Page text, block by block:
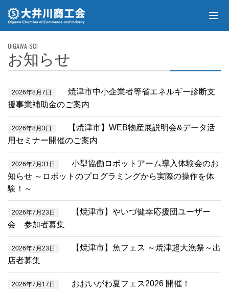
お知らせ
2026年8月7日
焼津市中小企業者等省エネルギー診断支
援事業補助金のご案内
2026年8月3日
【焼津市】WEB物産展説明会&データ活
用セミナー開催のご案内
2026年7月31日
小型協働ロボットアーム導入体験会のお
知らせ ～ロボットのプログラミングから実際の操作を体
験！～
2026年7月23日
【焼津市】やいづ健幸応援団ユーザー
会 参加者募集
2026年7月23日
【焼津市】魚フェス ～焼津超大漁祭～出
店者募集
2026年7月17日 おおいがわ夏フェス2026 開催！